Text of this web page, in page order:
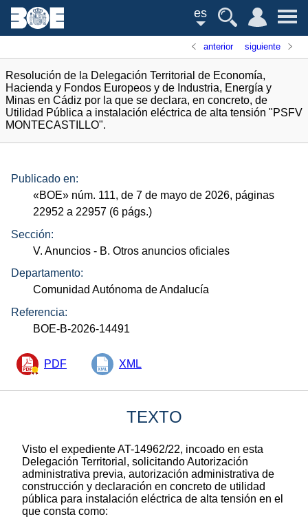
es
anterior siguiente
Resolución de la Delegación Territorial de Economía,
Hacienda y Fondos Europeos y de Industria, Energía y
Minas en Cádiz por la que se declara, en concreto, de
Utilidad Pública a instalación eléctrica de alta tensión "PSFV
MONTECASTILLO".
Publicado en:
«BOE» núm. 111, de 7 de mayo de 2026, páginas
22952 a 22957 (6 págs.)
Sección:
V. Anuncios - B. Otros anuncios oficiales
Departamento:
Comunidad Autónoma de Andalucía
Referencia:
BOE-B-2026-14491
PDF XML
TEXTO
Visto el expediente AT-14962/22, incoado en esta
Delegación Territorial, solicitando Autorización
administrativa previa, autorización administrativa de
construcción y declaración en concreto de utilidad
pública para instalación eléctrica de alta tensión en el
que consta como: